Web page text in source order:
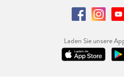
Laden Sie unsere